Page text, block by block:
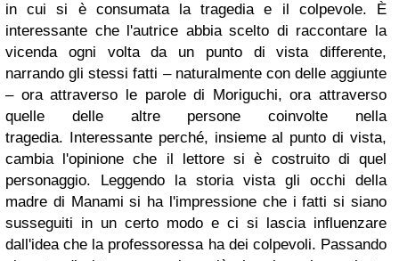
in cui si è consumata la tragedia e il colpevole. È
interessante che l'autrice abbia scelto di raccontare la
vicenda ogni volta da un punto di vista differente,
narrando gli stessi fatti – naturalmente con delle aggiunte
– ora attraverso le parole di Moriguchi, ora attraverso
quelle delle altre persone coinvolte nella
tragedia. Interessante perché, insieme al punto di vista,
cambia l'opinione che il lettore si è costruito di quel
personaggio. Leggendo la storia vista gli occhi della
madre di Manami si ha l'impressione che i fatti si siano
susseguiti in un certo modo e ci si lascia influenzare
dall'idea che la professoressa ha dei colpevoli. Passando